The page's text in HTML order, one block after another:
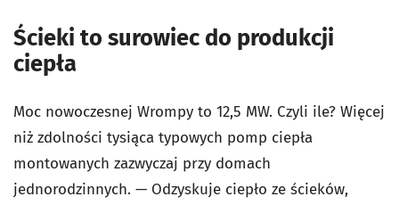
Ścieki to surowiec do produkcji
ciepła
Moc nowoczesnej Wrompy to 12,5 MW. Czyli ile? Więcej
niż zdolności tysiąca typowych pomp ciepła
montowanych zazwyczaj przy domach
jednorodzinnych. — Odzyskuje ciepło ze ścieków,